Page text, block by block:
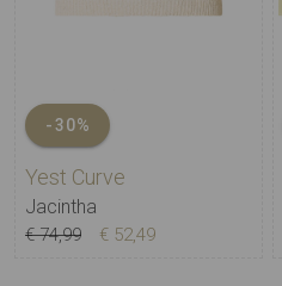
-30%
Yest Curve
Jacintha
€ 74,99 € 52,49